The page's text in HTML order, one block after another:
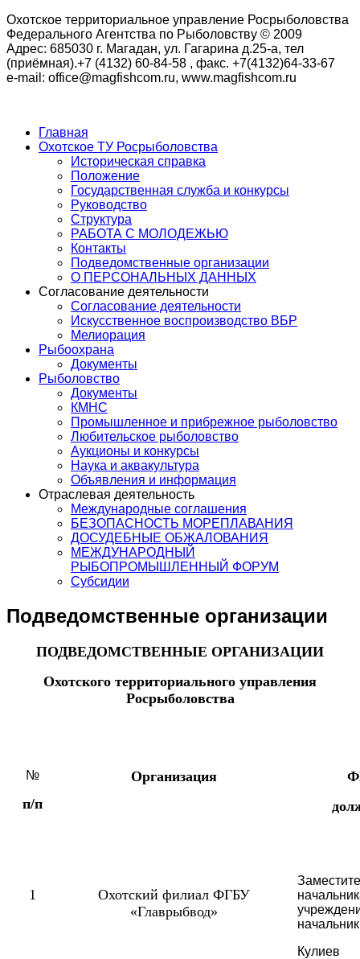
Охотское территориальное управление Росрыболовства
Федерального Агентства по Рыболовству © 2009
Адрес: 685030 г. Магадан, ул. Гагарина д.25-а, тел
(приёмная).+7 (4132) 60-84-58 , факс. +7(4132)64-33-67
e-mail: office@magfishcom.ru, www.magfishcom.ru
Главная
Охотское ТУ Росрыболовства
Историческая справка
Положение
Государственная служба и конкурсы
Руководство
Структура
РАБОТА С МОЛОДЕЖЬЮ
Контакты
Подведомственные организации
О ПЕРСОНАЛЬНЫХ ДАННЫХ
Согласование деятельности
Согласование деятельности
Искусственное воспроизводство ВБР
Мелиорация
Рыбоохрана
Документы
Рыболовство
Документы
КМНС
Промышленное и прибрежное рыболовство
Любительское рыболовство
Аукционы и конкурсы
Наука и аквакультура
Объявления и информация
Отраслевая деятельность
Международные соглашения
БЕЗОПАСНОСТЬ МОРЕПЛАВАНИЯ
ДОСУДЕБНЫЕ ОБЖАЛОВАНИЯ
МЕЖДУНАРОДНЫЙ
РЫБОПРОМЫШЛЕННЫЙ ФОРУМ
Субсидии
Подведомственные организации
ПОДВЕДОМСТВЕННЫЕ ОРГАНИЗАЦИИ
Охотского территориального управления
Росрыболовства
№
п/п
Организация
1
Охотский филиал ФГБУ
«Главрыбвод»
начальник
Кулиев